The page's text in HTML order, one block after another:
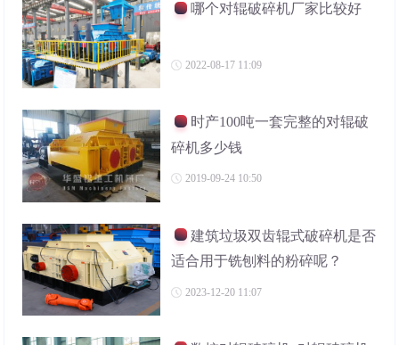
哪个对辊破碎机厂家比较好
2022-08-17 11:09
时产100吨一套完整的对辊破
碎机多少钱
2019-09-24 10:50
建筑垃圾双齿辊式破碎机是否
适合用于铣刨料的粉碎呢？
2023-12-20 11:07